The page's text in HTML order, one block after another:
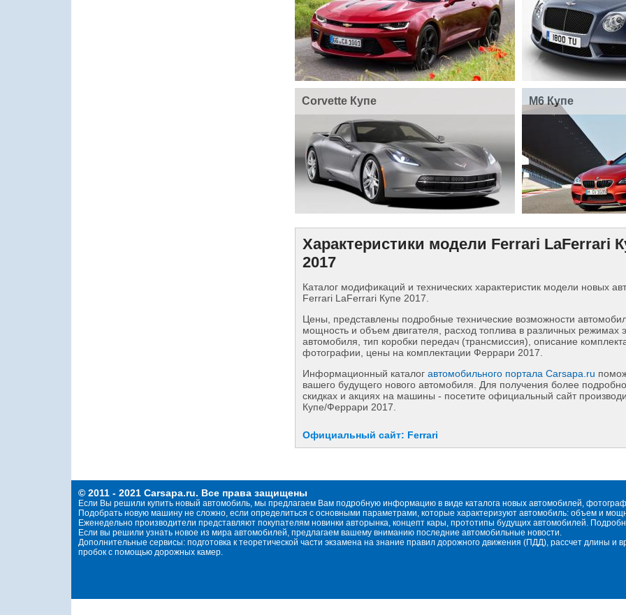
Corvette Купе M6 Купе
Характеристики модели Ferrari LaFerrari
2017
Каталог модификаций и технических характеристик модели новых
Ferrari LaFerrari Купе 2017.
Цены, представлены подробные технические возможности
мощность и объем двигателя, расход топлива в различных режимах
автомобиля, тип коробки передач (трансмиссия), описание
фотографии, цены на комплектации Феррари 2017.
Информационный каталог автомобильного портала Carsapa.ru
вашего будущего нового автомобиля. Для получения более
скидках и акциях на машины - посетите официальный сайт
Купе/Феррари 2017.
Официальный сайт: Ferrari
© 2011 - 2021 Carsapa.ru. Все права защищены
Если Вы решили купить новый автомобиль, мы предлагаем Вам подробную информацию в виде каталога новых автомобилей,
Подобрать новую машину не сложно, если определиться с основными параметрами, которые характеризуют автомобиль: объем и
Еженедельно производители представляют покупателям новинки авторынка, концепт кары, прототипы будущих автомобилей.
Если вы решили узнать новое из мира автомобилей, предлагаем вашему вниманию последние автомобильные новости.
Дополнительные сервисы: подготовка к теоретической части экзамена на знание правил дорожного движения (ПДД), рассчет длины
пробок с помощью дорожных камер.